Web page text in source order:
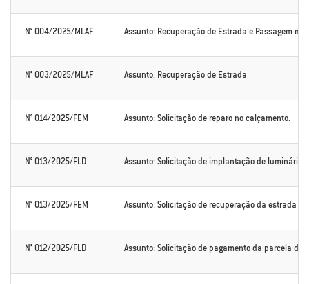
N° 004/2025/MLAF Assunto: Recuperação de Estrada e Passagem
N° 003/2025/MLAF Assunto: Recuperação de Estrada
N° 014/2025/FEM Assunto: Solicitação de reparo no calçamento.
N° 013/2025/FLD Assunto: Solicitação de implantação de
N° 013/2025/FEM Assunto: Solicitação de recuperação da estrada
N° 012/2025/FLD Assunto: Solicitação de pagamento da parcela da